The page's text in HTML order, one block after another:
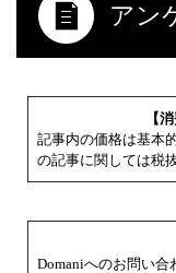
アン
【
記事内の価格は基本
の記事に関しては税
Domaniへのお問い合